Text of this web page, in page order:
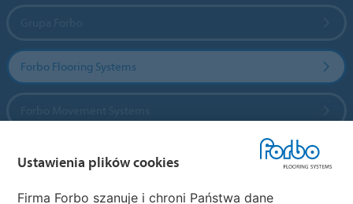
Forbo Flooring Systems
Ustawienia plików cookies
Firma Forbo szanuje i chroni Państwa dane